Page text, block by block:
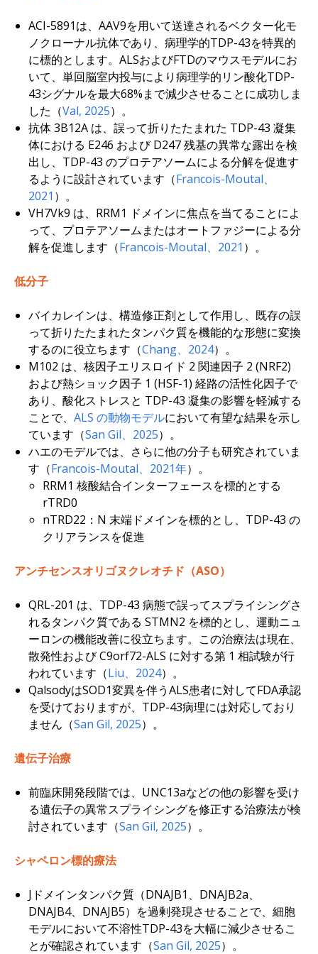
ACI-5891は、AAV9を用いて送達されるベクター化モ
ノクローナル抗体であり、病理学的TDP-43を特異的
に標的とします。ALSおよびFTDのマウスモデルにお
いて、単回脳室内投与により病理学的リン酸化TDP-
43シグナルを最大68%まで減少させることに成功しま
した（Val, 2025）。
抗体 3B12A は、誤って折りたたまれた TDP-43 凝集
体における E246 および D247 残基の異常な露出を検
出し、TDP-43 のプロテアソームによる分解を促進す
るように設計されています（Francois-Moutal、
2021 ）。
VH7Vk9 は、RRM1 ドメインに焦点を当てることによ
って、プロテアソームまたはオートファジーによる分
解を促進します（Francois-Moutal、2021 ）。
低分子
バイカレインは、構造修正剤として作用し、既存の誤
って折りたたまれたタンパク質を機能的な形態に変換
するのに役立ちます（Chang、2024）。
M102 は、核因子エリスロイド 2 関連因子 2 (NRF2)
および熱ショック因子 1 (HSF-1) 経路の活性化因子で
あり、酸化ストレスと TDP-43 凝集の影響を軽減する
ことで、 ALS の動物モデルにおいて有望な結果を示し
ています（San Gil、2025）。
ハエのモデルでは、さらに他の分子も研究されていま
す（Francois-Moutal、2021年）。
RRM1 核酸結合インターフェースを標的とする
rTRD0
nTRD22：N 末端ドメインを標的とし、TDP-43 の
クリアランスを促進
アンチセンスオリゴヌクレオチド（ASO）
QRL-201 は、TDP-43 病態で誤ってスプライシングさ
れるタンパク質である STMN2 を標的とし、運動ニュ
ーロンの機能改善に役立ちます。この治療法は現在、
散発性および C9orf72-ALS に対する第 1 相試験が行
われています（Liu、2024）。
QalsodyはSOD1変異を伴うALS患者に対してFDA承認
を受けておりますが、TDP-43病理には対応しており
ません（San Gil, 2025）。
遺伝子治療
前臨床開発段階では、 UNC13aなどの他の影響を受け
る遺伝子の異常スプライシングを修正する治療法が検
討されています（San Gil, 2025）。
シャペロン標的療法
Jドメインタンパク質（DNAJB1、DNAJB2a、
DNAJB4、DNAJB5）を過剰発現させることで、細胞
モデルにおいて不溶性TDP-43を大幅に減少させるこ
とが確認されています（San Gil, 2025）。